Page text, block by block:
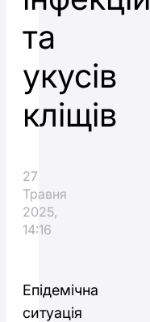
та
укусів
кліщів
27
Травня
2025,
14:16
Епідемічна
ситуація